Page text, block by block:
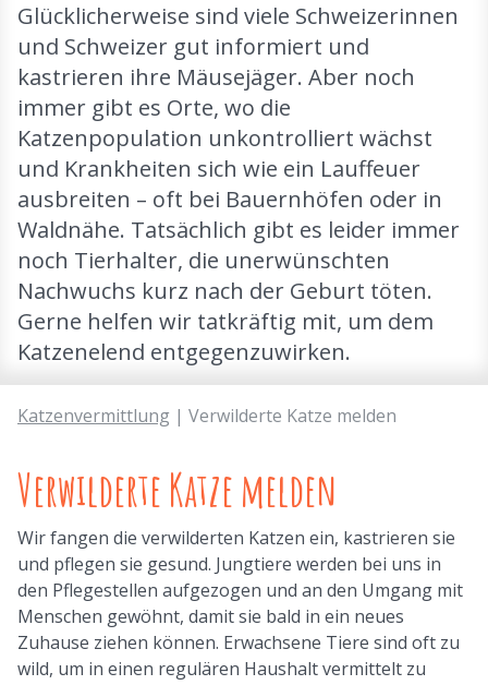
Glücklicherweise sind viele Schweizerinnen
und Schweizer gut informiert und
kastrieren ihre Mäusejäger. Aber noch
immer gibt es Orte, wo die
Katzenpopulation unkontrolliert wächst
und Krankheiten sich wie ein Lauffeuer
ausbreiten – oft bei Bauernhöfen oder in
Waldnähe. Tatsächlich gibt es leider immer
noch Tierhalter, die unerwünschten
Nachwuchs kurz nach der Geburt töten.
Gerne helfen wir tatkräftig mit, um dem
Katzenelend entgegenzuwirken.
Katzenvermittlung | Verwilderte Katze melden
Verwilderte Katze melden
Wir fangen die verwilderten Katzen ein, kastrieren sie
und pflegen sie gesund. Jungtiere werden bei uns in
den Pflegestellen aufgezogen und an den Umgang mit
Menschen gewöhnt, damit sie bald in ein neues
Zuhause ziehen können. Erwachsene Tiere sind oft zu
wild, um in einen regulären Haushalt vermittelt zu